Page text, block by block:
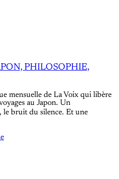
PHILOSOPHIE,
mensuelle de La Voix qui libère
au Japon. Un
bruit du silence. Et une